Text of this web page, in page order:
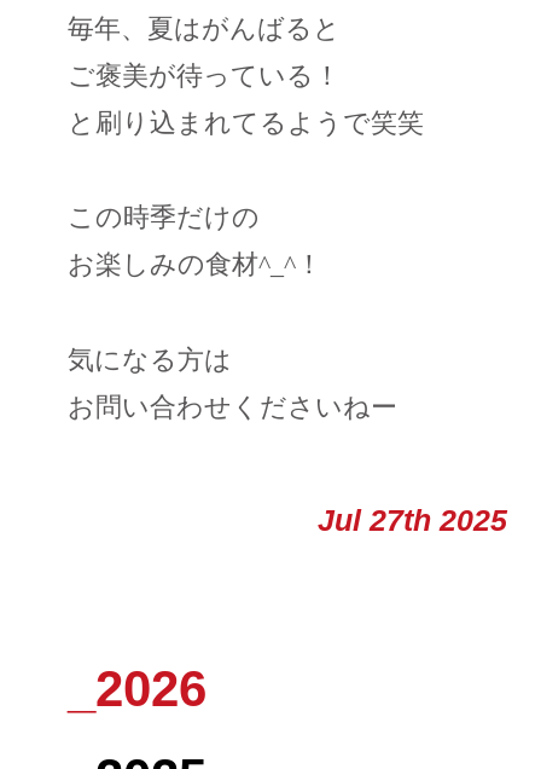
毎年、夏はがんばると
ご褒美が待っている！
と刷り込まれてるようで笑笑
この時季だけの
お楽しみの食材^_^！
気になる方は
お問い合わせくださいねー
Jul 27th 2025
_2026